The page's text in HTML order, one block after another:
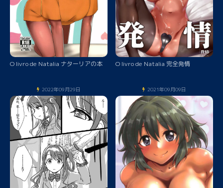
O livro de Natalia ナターリアの本 O livro de Natalia 完全発情
2022年09月29日 2021年09月09日